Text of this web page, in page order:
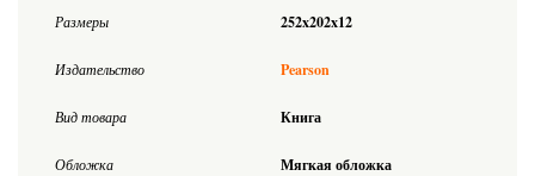
Размеры 252x202x12
Издательство Pearson
Вид товара Книга
Обложка Мягкая обложка